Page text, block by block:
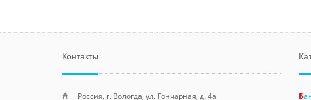
Контакты
Россия, г. Вологда, ул. Гончарная, д. 4а Б